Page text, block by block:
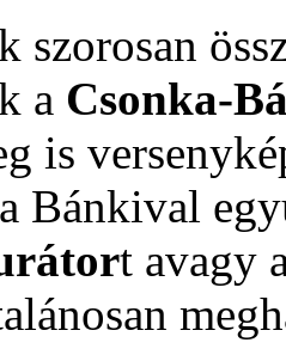
szorosan
a Csonka-
is
Bánkival
t avagy